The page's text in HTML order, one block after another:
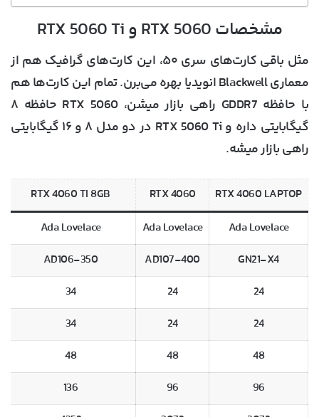
مشخصات RTX 5060 و RTX 5060 Ti
مثل باقی کارت‌های سری ۵۰، این کارت‌های گرافیک هم از
معماری Blackwell انویدیا بهره می‌برن. تمام این کارت‌ها هم
با حافظه GDDR7 راهی بازار میشن، RTX 5060 حافظه ۸
گیگابایتی داره و RTX 5060 Ti در دو مدل ۸ و ۱۶ گیگابایتی
راهی بازار میشه.
RTX 4060 LAPTOP
RTX 4060
RTX 4060 TI 8GB
Ada Lovelace
Ada Lovelace
Ada Lovelace
GN21-X4
AD107-400
AD106-350
24
24
34
24
24
34
48
48
48
96
96
136